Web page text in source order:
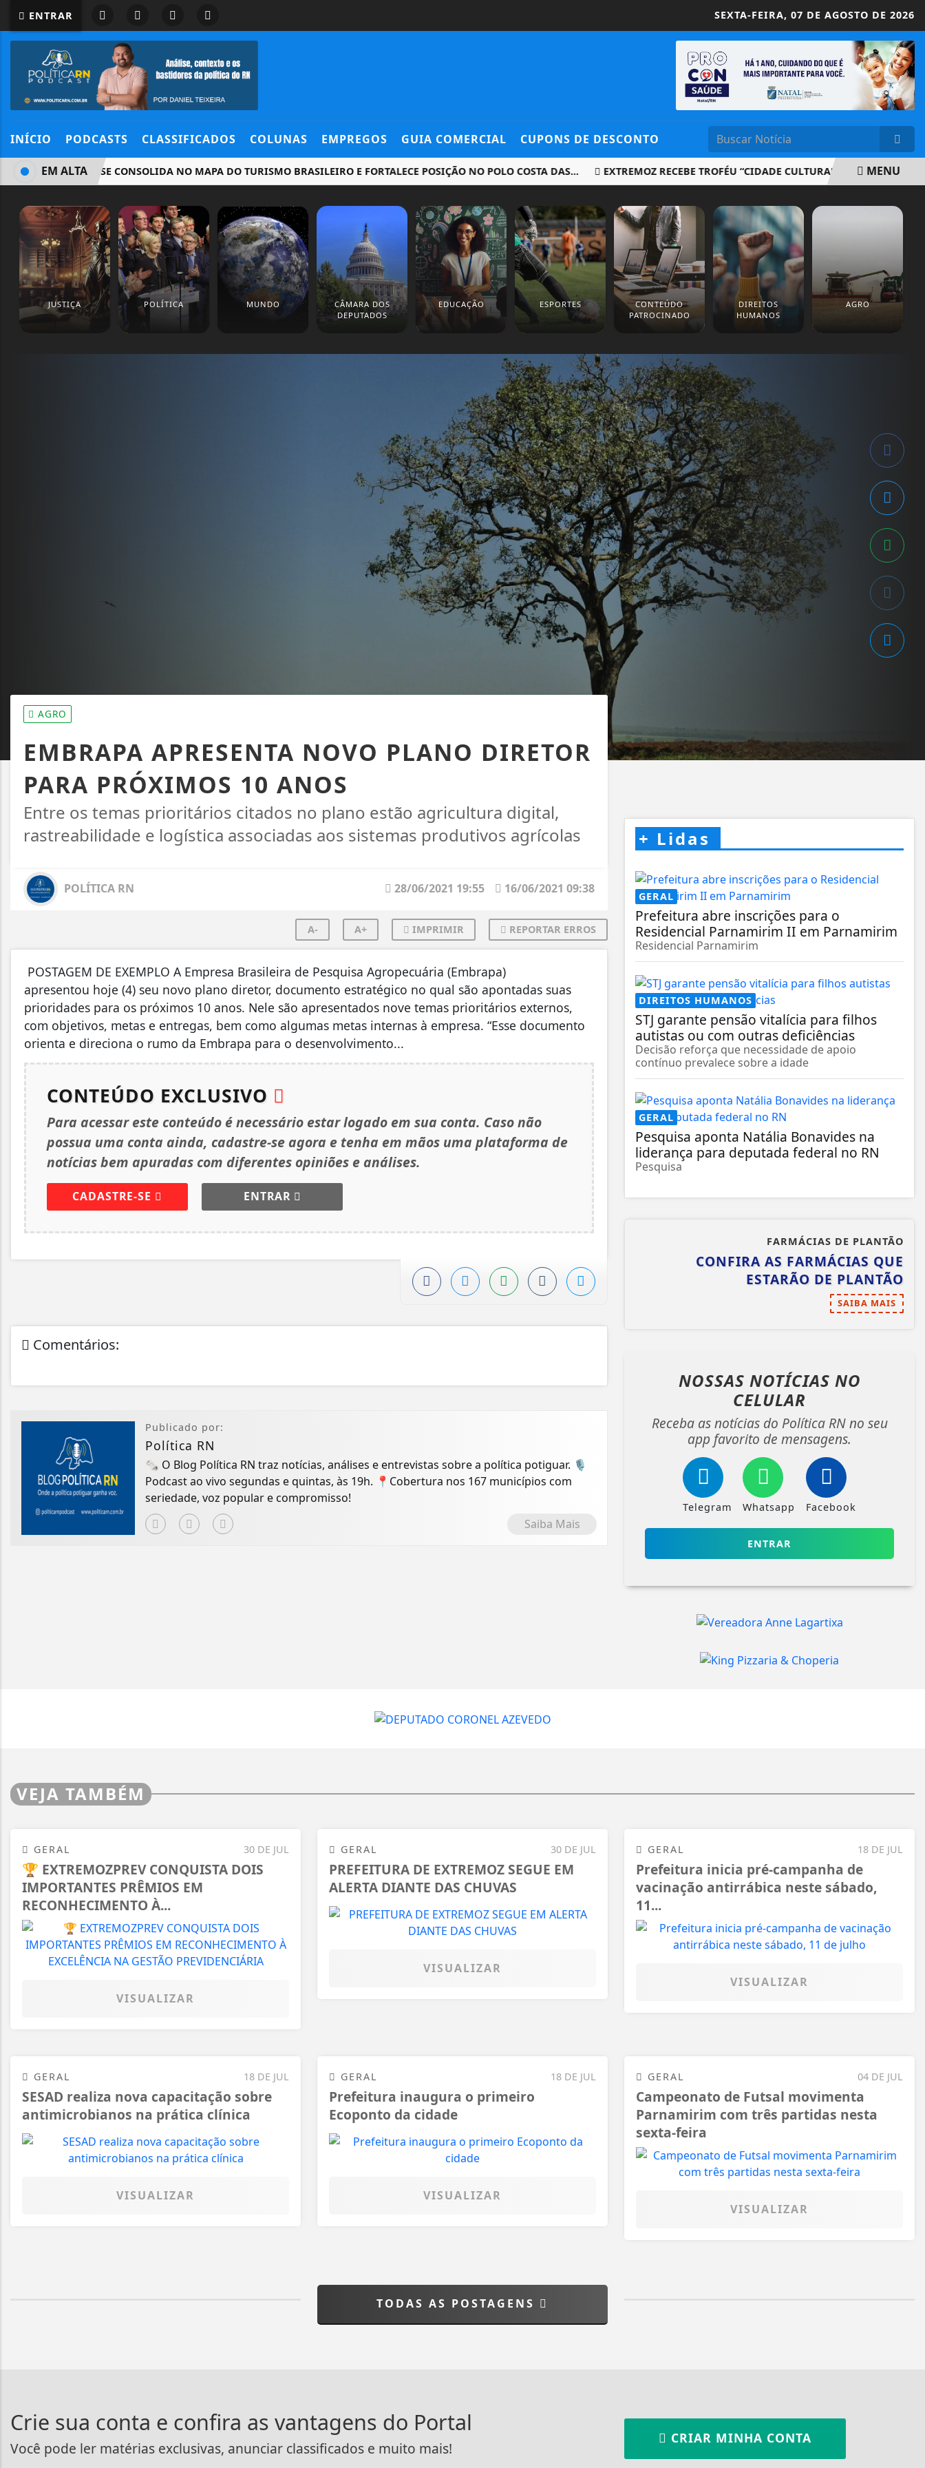
ENTRAR SEXTA-FEIRA, 07 DE AGOSTO DE 2026
INÍCIO PODCASTS CLASSIFICADOS COLUNAS EMPREGOS GUIA COMERCIAL CUPONS DE DESCONTO
EXTREMOZ SE CONSOLIDA NO MAPA DO TURISMO BRASILEIRO E FORTALECE POSIÇÃO NO POLO COSTA DAS... EXTREMOZ RECEBE TROFÉU “CIDADE CULTURAL” POR DESTAQUE NA
EM ALTA MENU
JUSTIÇA POLÍTICA MUNDO
CÂMARA DOS
DEPUTADOS
EDUCAÇÃO ESPORTES
CONTEÚDO
PATROCINADO
DIREITOS
HUMANOS
AGRO
AGRO
EMBRAPA APRESENTA NOVO PLANO DIRETOR
PARA PRÓXIMOS 10 ANOS
Entre os temas prioritários citados no plano estão agricultura digital,
rastreabilidade e logística associadas aos sistemas produtivos agrícolas
POLÍTICA RN 16/06/2021 09:38
28/06/2021 19:55
A- A+ IMPRIMIR REPORTAR ERROS
POSTAGEM DE EXEMPLO A Empresa Brasileira de Pesquisa Agropecuária (Embrapa)
apresentou hoje (4) seu novo plano diretor, documento estratégico no qual são apontadas suas
prioridades para os próximos 10 anos. Nele são apresentados nove temas prioritários externos,
com objetivos, metas e entregas, bem como algumas metas internas à empresa. “Esse documento
orienta e direciona o rumo da Embrapa para o desenvolvimento...
CONTEÚDO EXCLUSIVO
Para acessar este conteúdo é necessário estar logado em sua conta. Caso não
possua uma conta ainda, cadastre-se agora e tenha em mãos uma plataforma de
notícias bem apuradas com diferentes opiniões e análises.
CADASTRE-SE ENTRAR
Comentários:
Publicado por:
Política RN
🗞️ O Blog Política RN traz notícias, análises e entrevistas sobre a política potiguar. 🎙️
Podcast ao vivo segundas e quintas, às 19h. 📍Cobertura nos 167 municípios com
seriedade, voz popular e compromisso!
Saiba Mais
+ Lidas
GERAL
Prefeitura abre inscrições para o
Residencial Parnamirim II em Parnamirim
Residencial Parnamirim
DIREITOS HUMANOS
STJ garante pensão vitalícia para filhos
autistas ou com outras deficiências
Decisão reforça que necessidade de apoio
contínuo prevalece sobre a idade
GERAL
Pesquisa aponta Natália Bonavides na
liderança para deputada federal no RN
Pesquisa
FARMÁCIAS DE PLANTÃO
CONFIRA AS FARMÁCIAS QUE
ESTARÃO DE PLANTÃO
SAIBA MAIS
NOSSAS NOTÍCIAS NO
CELULAR
Receba as notícias do Política RN no seu
app favorito de mensagens.
Telegram Whatsapp Facebook
ENTRAR
VEJA TAMBÉM
30 DE JUL
GERAL
🏆 EXTREMOZPREV CONQUISTA DOIS
IMPORTANTES PRÊMIOS EM
RECONHECIMENTO À...
VISUALIZAR
30 DE JUL
GERAL
PREFEITURA DE EXTREMOZ SEGUE EM
ALERTA DIANTE DAS CHUVAS
VISUALIZAR
18 DE JUL
GERAL
Prefeitura inicia pré-campanha de
vacinação antirrábica neste sábado,
11...
VISUALIZAR
18 DE JUL
GERAL
SESAD realiza nova capacitação sobre
antimicrobianos na prática clínica
VISUALIZAR
18 DE JUL
GERAL
Prefeitura inaugura o primeiro
Ecoponto da cidade
VISUALIZAR
04 DE JUL
GERAL
Campeonato de Futsal movimenta
Parnamirim com três partidas nesta
sexta-feira
VISUALIZAR
TODAS AS POSTAGENS
Crie sua conta e confira as vantagens do Portal
Você pode ler matérias exclusivas, anunciar classificados e muito mais!
CRIAR MINHA CONTA